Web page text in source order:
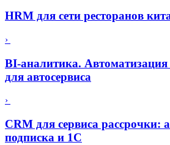
HRM для сети ресторанов
›
BI-аналитика. Автоматизация
для автосервиса
›
CRM для сервиса рассрочки:
подписка и 1С